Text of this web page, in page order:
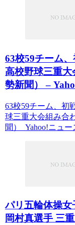
63校59チーム
高校野球三重
勢新聞） –
63校59チーム、初
球三重大会組み合
聞） Yahoo!ニュー
パリ五輪体操女
岡村真選手 三